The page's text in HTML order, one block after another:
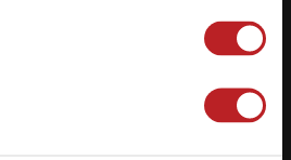
Falun